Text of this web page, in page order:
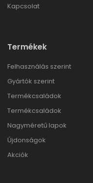
Kapcsolat
Termékek
Felhasználás szerint
Gyártók szerint
Termékcsaládok
Termékcsaládok
Nagyméretű lapok
Újdonságok
Akciók